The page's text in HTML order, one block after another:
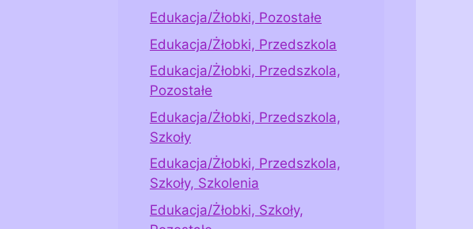
Edukacja/Żłobki, Pozostałe
Edukacja/Żłobki, Przedszkola
Edukacja/Żłobki, Przedszkola,
Pozostałe
Edukacja/Żłobki, Przedszkola,
Szkoły
Edukacja/Żłobki, Przedszkola,
Szkoły, Szkolenia
Edukacja/Żłobki, Szkoły,